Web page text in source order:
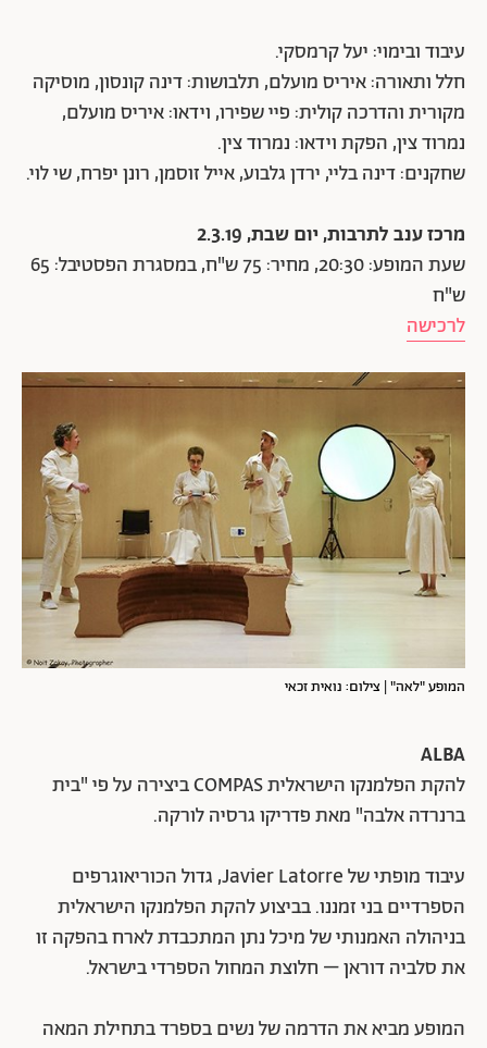
עיבוד ובימוי: יעל קרמסקי.
חלל ותאורה: איריס מועלם, תלבושות: דינה קונסון, מוסיקה
מקורית והדרכה קולית: פיי שפירו, וידאו: איריס מועלם,
נמרוד צין, הפקת וידאו: נמרוד צין.
שחקנים: דינה בליי, ירדן גלבוע, אייל זוסמן, רונן יפרח, שי לוי.
מרכז ענב לתרבות, יום שבת, 2.3.19
שעת המופע: 20:30, מחיר: 75 ש"ח, במסגרת הפסטיבל: 65
ש"ח
לרכישה
המופע "לאה" | צילום: נואית זכאי
ALBA
להקת הפלמנקו הישראלית COMPAS ביצירה על פי "בית
ברנרדה אלבה" מאת פדריקו גרסיה לורקה.
עיבוד מופתי של Javier Latorre, גדול הכוריאוגרפים
הספרדיים בני זמננו. בביצוע להקת הפלמנקו הישראלית
בניהולה האמנותי של מיכל נתן המתכבדת לארח בהפקה זו
את סלביה דוראן – חלוצת המחול הספרדי בישראל.
המופע מביא את הדרמה של נשים בספרד בתחילת המאה